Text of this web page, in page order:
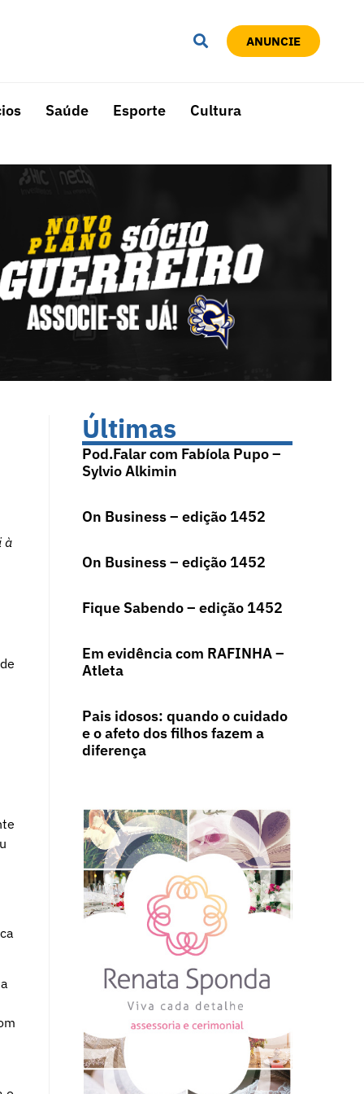
ANUNCIE
Saúde Esporte Cultura
à
Últimas
Pod.Falar com Fabíola Pupo –
Sylvio Alkimin
On Business – edição 1452
On Business – edição 1452
Fique Sabendo – edição 1452
Em evidência com RAFINHA –
Atleta
Pais idosos: quando o cuidado
e o afeto dos filhos fazem a
diferença